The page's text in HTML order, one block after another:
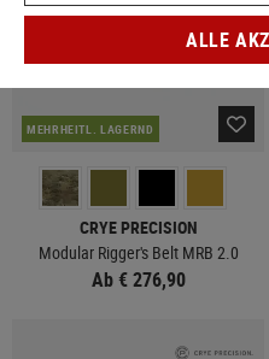
MEHRHEITL. LAGERND
CRYE PRECISION
Modular Rigger's Belt MRB 2.0
Ab € 276,90
ALLE